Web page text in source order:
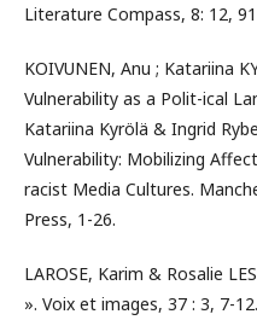
Literature Compass, 8: 12,
KOIVUNEN, Anu ; Katariina
Vulnerability as a Polit-ical
Katariina Kyrölä & Ingrid
Vulnerability: Mobilizing
racist Media Cultures.
Press, 1-26.
LAROSE, Karim & Rosalie
». Voix et images, 37 : 3, 7-